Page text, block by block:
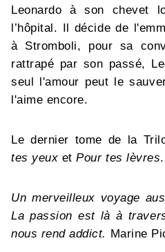
Leonardo à son chevet
l’hôpital. Il décide de
à Stromboli, pour sa
rattrapé par son passé,
seul l'amour peut le
l'aime encore.
Le dernier tome de la
tes yeux etPour tes lèvres.
Un merveilleux voyage
La passion est là à
nous rend addict. Marine